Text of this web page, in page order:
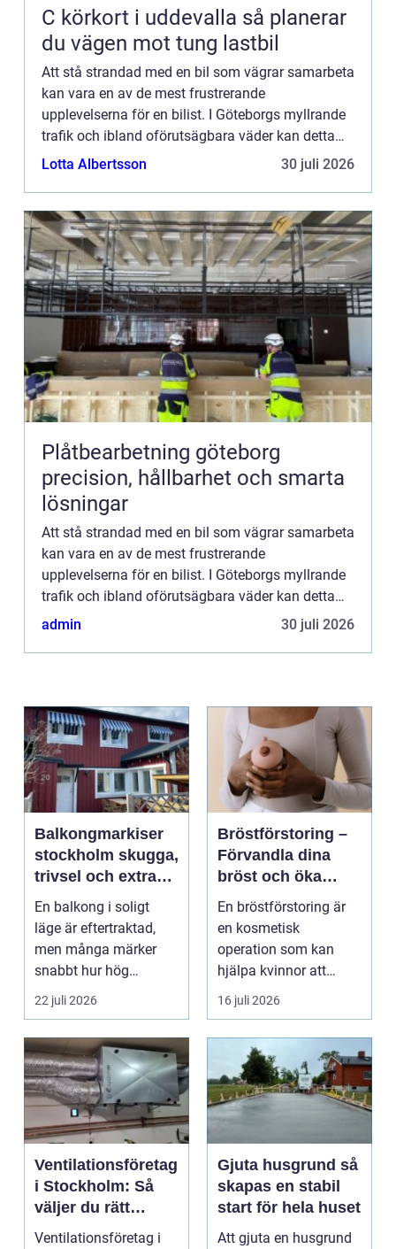
C körkort i uddevalla så planerar
du vägen mot tung lastbil
Att stå strandad med en bil som vägrar samarbeta
kan vara en av de mest frustrerande
upplevelserna för en bilist. I Göteborgs myllrande
trafik och ibland oförutsägbara väder kan detta
dock bli en realitet för ...
Lotta Albertsson 30 juli 2026
Plåtbearbetning göteborg
precision, hållbarhet och smarta
lösningar
Att stå strandad med en bil som vägrar samarbeta
kan vara en av de mest frustrerande
upplevelserna för en bilist. I Göteborgs myllrande
trafik och ibland oförutsägbara väder kan detta
dock bli en realitet för ...
admin 30 juli 2026
Balkongmarkiser
stockholm skugga,
trivsel och extra
rum utomhus
En balkong i soligt
läge är eftertraktad,
men många märker
snabbt hur hög
värmen kan bli under
somma...
22 juli 2026
Bröstförstoring –
Förvandla dina
bröst och öka
självförtroendet
En bröstförstoring är
en kosmetisk
operation som kan
hjälpa kvinnor att
uppn&ari...
16 juli 2026
Ventilationsföretag
i Stockholm: Så
väljer du rätt
expert på frisk luft
Ventilationsföretag i
Gjuta husgrund så
skapas en stabil
start för hela huset
Att gjuta en husgrund